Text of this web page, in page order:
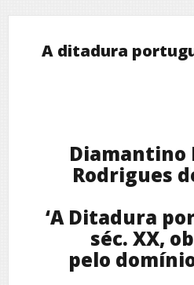
A ditadura
Diamantino
Rodrigues
‘A Ditadura
séc. XX,
pelo